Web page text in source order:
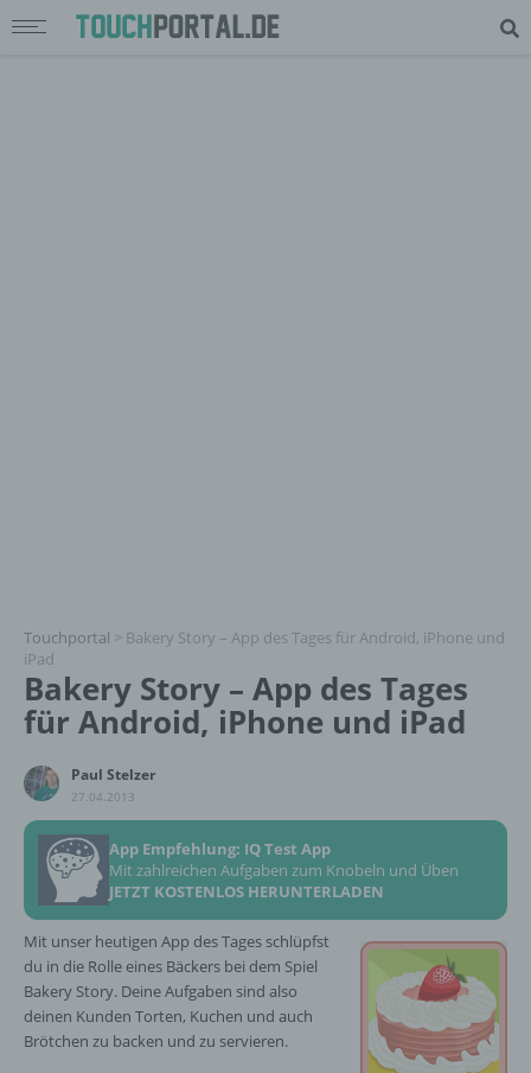
Touchportal > Bakery Story – App des Tages für Android, iPhone und
iPad
Bakery Story – App des Tages
für Android, iPhone und iPad
Paul Stelzer
27.04.2013
App Empfehlung: IQ Test App
Mit zahlreichen Aufgaben zum Knobeln und Üben
JETZT KOSTENLOS HERUNTERLADEN
Mit unser heutigen App des Tages schlüpfst
du in die Rolle eines Bäckers bei dem Spiel
Bakery Story. Deine Aufgaben sind also
deinen Kunden Torten, Kuchen und auch
Brötchen zu backen und zu servieren.